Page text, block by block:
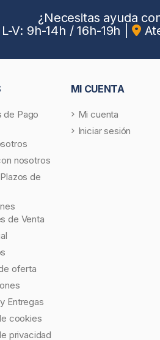
¿Necesitas ayuda
V: 9h-14h / 16h-19h
de Pago
nosotros
de
de Venta
oferta
Entregas
cookies
privacidad
MI CUENTA
Mi cuenta
Iniciar sesión